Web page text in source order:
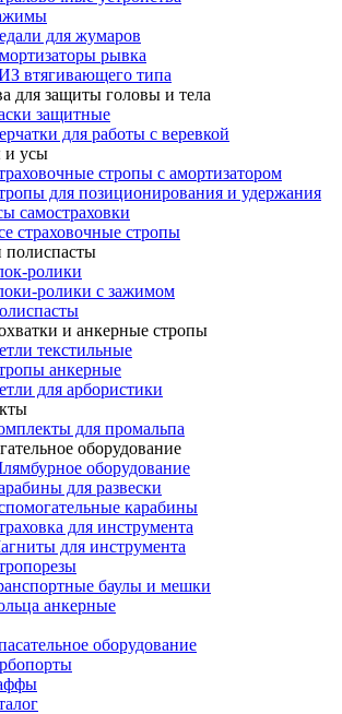
для жумаров
рывка
втягивающего типа
для защиты головы и тела
защитные
для работы с веревкой
и усы
стропы с амортизатором
для позиционирования и удержания
самостраховки
страховочные стропы
полиспасты
ролики
ролики с зажимом
и анкерные стропы
текстильные
анкерные
для арбористики
для промальпа
оборудование
оборудование
для развески
карабины
для инструмента
для инструмента
баулы и мешки
анкерные
оборудование